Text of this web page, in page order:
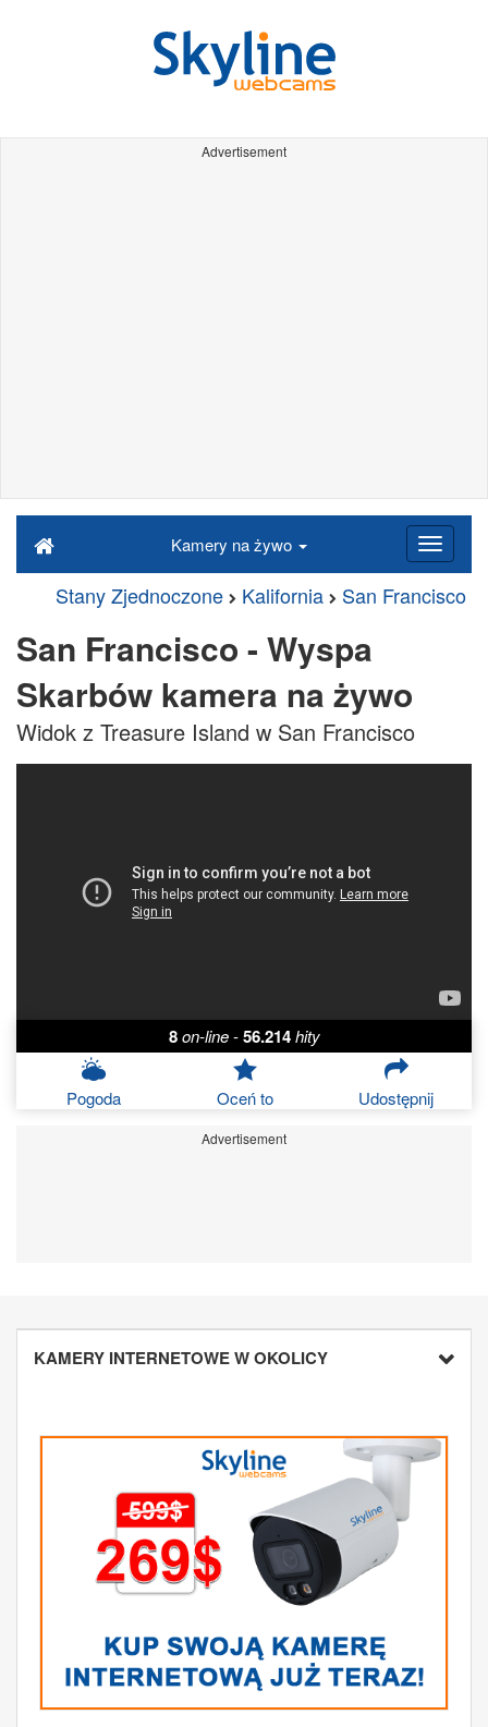
Advertisement
Kamery na żywo
Stany Zjednoczone Kalifornia San Francisco
San Francisco - Wyspa
Skarbów kamera na żywo
Widok z Treasure Island w San Francisco
8 on-line - 56.214 hity
Pogoda Oceń to Udostępnij
Advertisement
KAMERY INTERNETOWE W OKOLICY